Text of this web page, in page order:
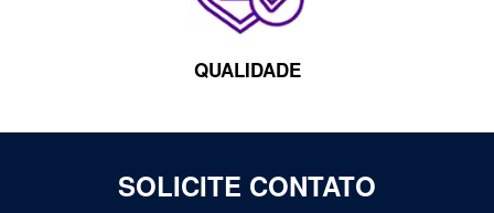
QUALIDADE
SOLICITE CONTATO